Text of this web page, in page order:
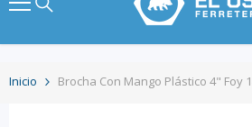
Inicio Brocha Con Mango Plástico 4" Foy